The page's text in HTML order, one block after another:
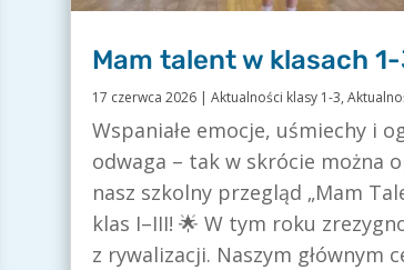
Mam talent w klasach
17 czerwca 2026| Aktualności klasy 1-3,
Wspaniałe emocje, uśmiechy i
odwaga – tak w skrócie można
nasz szkolny przegląd „Mam
klas I–III! 🌟 W tym roku
z rywalizacji. Naszym głównym